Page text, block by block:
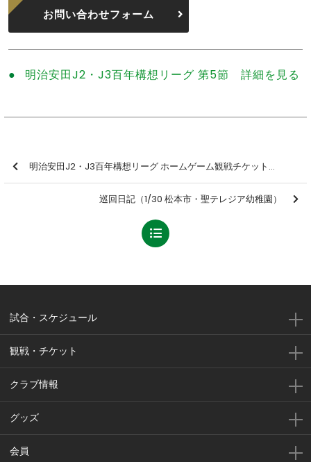
お問い合わせフォーム
明治安田J2・J3百年構想リーグ 第5節 詳細を見る
明治安田J2・J3百年構想リーグ ホームゲーム観戦チケット情報
巡回日記（1/30 松本市・聖テレジア幼稚園）
試合・スケジュール
観戦・チケット
クラブ情報
グッズ
会員